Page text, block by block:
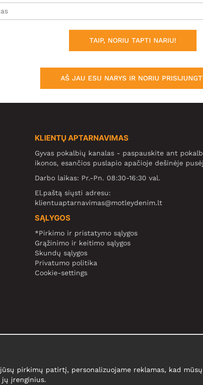
TAIP, NORIU TAPTI NARIU!
AŠ JAU ESU NARYS IR NORIU
KLIENTŲ APTARNAVIMAS
Gyvas pokalbių kanalas - paspauskite ant
ikonos, esančios puslapio apačioje dešinėje
Darbo laikas: Pr.-Pn. 08:30-16:30 val.
El.paštą siųsti adresu:
klientuaptarnavimas@motleydenim.lt
SĄLYGOS
*Pirkimo ir pristatymo sąlygos
Grąžinimo ir keitimo sąlygos
Skundų sąlygos
Privatumo politika
Cookie-settings
pirkimų patirtį, personalizuojame reklamas, kad
įrenginius.